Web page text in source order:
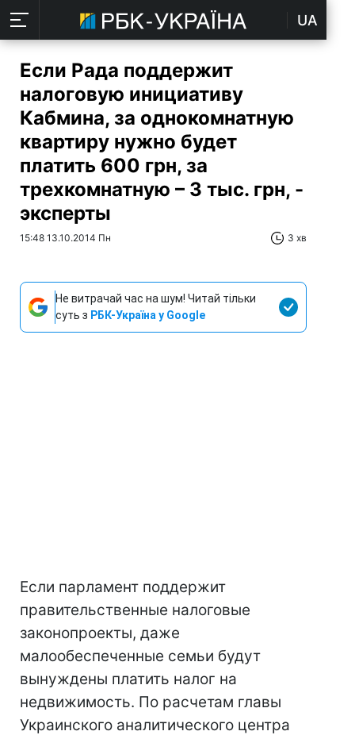
UA
Если Рада поддержит
налоговую инициативу
Кабмина, за однокомнатную
квартиру нужно будет
платить 600 грн, за
трехкомнатную – 3 тыс. грн, -
эксперты
15:48 13.10.2014 Пн 3 хв
Не витрачай час на шум! Читай тільки
суть з РБК-Україна у Google
Если парламент поддержит
правительственные налоговые
законопроекты, даже
малообеспеченные семьи будут
вынуждены платить налог на
недвижимость. По расчетам главы
Украинского аналитического центра